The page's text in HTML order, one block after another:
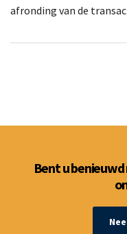
afronding van de
Bent u